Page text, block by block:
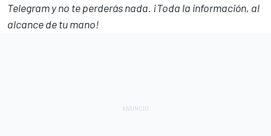
Telegramy no te perderás nada. ¡Toda la información, al
alcance de tu mano!